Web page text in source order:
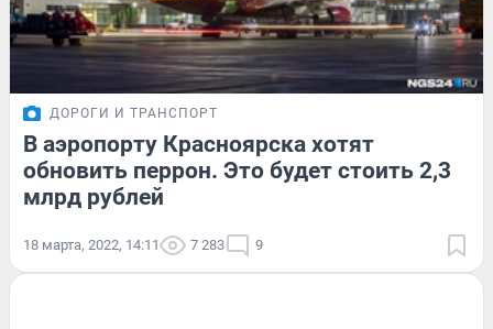
ДОРОГИ И ТРАНСПОРТ
В аэропорту Красноярска хотят
обновить перрон. Это будет стоить 2,3
млрд рублей
18 марта, 2022, 14:11 7 283 9